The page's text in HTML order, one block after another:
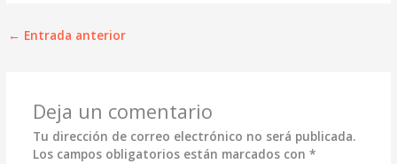
← Entrada anterior
Deja un comentario
Tu dirección de correo electrónico no será publicada.
Los campos obligatorios están marcados con *